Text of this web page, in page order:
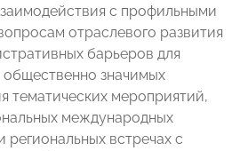
с профильными
отраслевого развития
барьеров для
общественно значимых
тематических мероприятий,
международных
региональных встречах с